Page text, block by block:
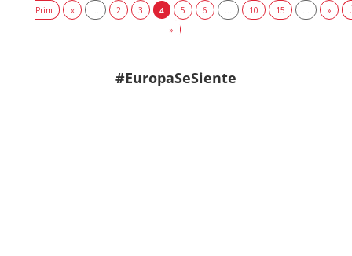
Prim
« 2 3 4 5 6 10 15 »
»
#EuropaSeSiente